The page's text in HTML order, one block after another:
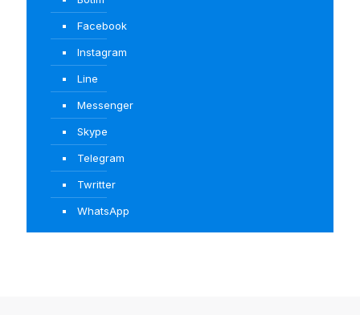
Facebook
Instagram
Line
Messenger
Skype
Telegram
Twritter
WhatsApp